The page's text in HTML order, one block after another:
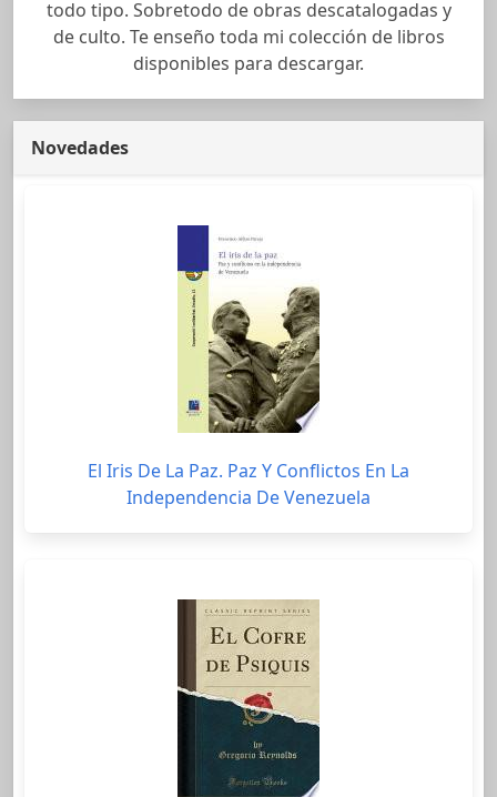
todo tipo. Sobretodo de obras descatalogadas y
de culto. Te enseño toda mi colección de libros
disponibles para descargar.
Novedades
El Iris De La Paz. Paz Y Conflictos En La
Independencia De Venezuela